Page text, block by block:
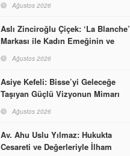
Dünyasına İmzalarını Attılar
Ağustos 2026
Aslı Zinciroğlu Çiçek: ‘La Blanche’
Markası ile Kadın Emeğinin ve
Başarabileceğinin En Güzel
Örneğini Sunuyor
Ağustos 2026
Asiye Kefeli: Bisse’yi Geleceğe
Taşıyan Güçlü Vizyonun Mimarı
Ağustos 2026
Av. Ahu Uslu Yılmaz: Hukukta
Cesareti ve Değerleriyle İlham